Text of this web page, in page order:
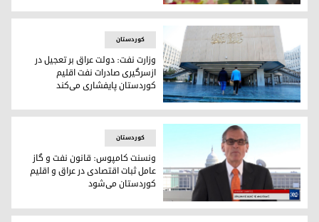
"اربیل و بغداد درباره سازوکار توافق نهایی بر سر موضوع
"بر گام نهادن برای ازسرگیری صادرات نفت اقلیم بر مبنای حکم
کوردستان
وزارت نفت: دولت عراق بر تعجیل در
ازسرگیری صادرات نفت اقلیم
کوردستان پایفشاری می‌کند
ونسنت کامپوس، دیپلمات سابق وزارت امور خارجه ایالات متحده
کوردستان
ونسنت کامپوس: قانون نفت و گاز
عامل ثبات اقتصادی در عراق و اقلیم
کوردستان می‌شود